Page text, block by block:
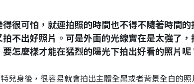
很可怕，就連拍照的時間也不得不隨著時間
不出好照片。可是外面的光線實在是太強了
怎麼樣才能在猛烈的陽光下拍出好看的照片呢
兒身後，很容易就會拍出主體全黑或者背景全白的